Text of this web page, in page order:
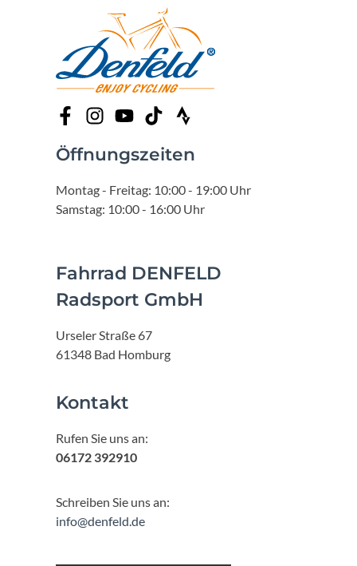
Öffnungszeiten
Montag - Freitag: 10:00 - 19:00 Uhr
Samstag: 10:00 - 16:00 Uhr
Fahrrad DENFELD
Radsport GmbH
Urseler Straße 67
61348 Bad Homburg
Kontakt
Rufen Sie uns an:
06172 392910
Schreiben Sie uns an:
info@denfeld.de